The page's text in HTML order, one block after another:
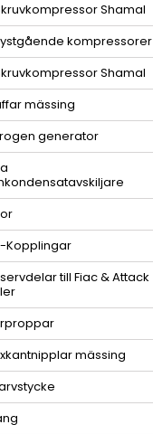
Shamal
kompressorer
Shamal
mässing
generator
Kopplingar
till Fiac & Attack
mässing